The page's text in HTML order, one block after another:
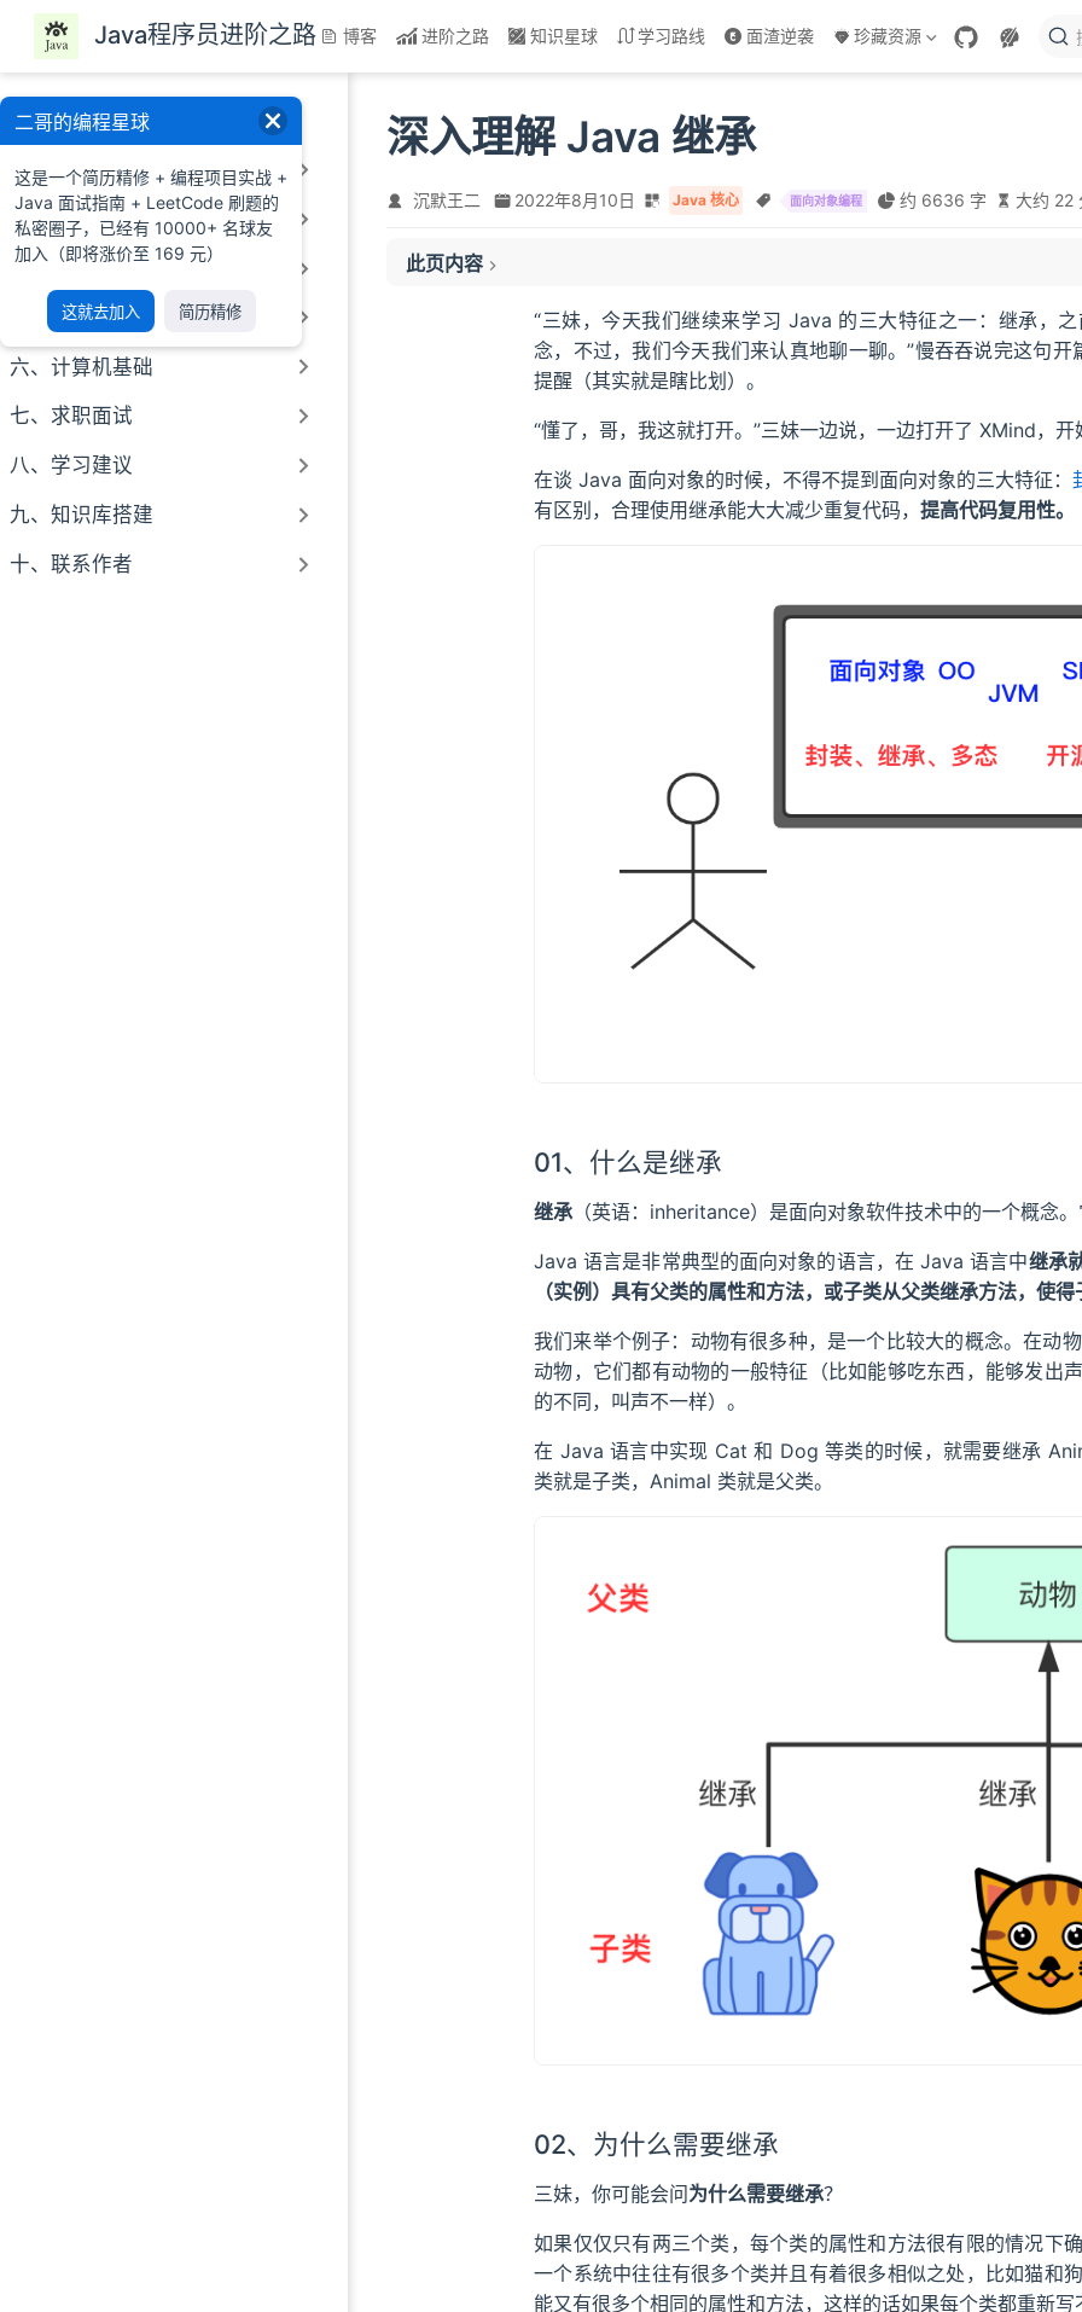
跳至主要內容
Java程序员进阶之路 博客 进阶之路 知识星球 学习路线 面渣逆袭 珍藏资源
一、前言
二、Java基础
三、Java进阶
四、MySQL
五、Redis
六、计算机基础
七、求职面试
八、学习建议
九、知识库搭建
十、联系作者
深入理解 Java 继承
沉默王二 2022年8月10日 Java 核心 面向对象编程 约 6636 字 大约 22
此页内容
02、为什么需要继承
06、继承与修饰符
07、Object 类和转型
“三妹，今天我们继续来学习 Java 的三大特征之一：继承，
念，不过，我们今天我们来认真地聊一聊。”慢吞吞说完这句
提醒（其实就是瞎比划）。
“懂了，哥，我这就打开。”三妹一边说，一边打开了 XMind，
在谈 Java 面向对象的时候，不得不提到面向对象的三大特征：
有区别，合理使用继承能大大减少重复代码， 提高代码复用性。
01、什么是继承
继承 （英语：inheritance）是面向对象软件技术中的一个概念
Java 语言是非常典型的面向对象的语言，在 Java 语言中继承
（实例）具有父类的属性和方法，或子类从父类继承方法，使
我们来举个例子：动物有很多种，是一个比较大的概念。在动
动物，它们都有动物的一般特征（比如能够吃东西，能够发出
的不同，叫声不一样）。
在 Java 语言中实现 Cat 和 Dog 等类的时候，就需要继承
类就是子类，Animal 类就是父类。
02、为什么需要继承
三妹，你可能会问为什么需要继承？
如果仅仅只有两三个类，每个类的属性和方法很有限的情况下
一个系统中往往有很多个类并且有着很多相似之处，比如猫和
能又有很多个相同的属性和方法，这样的话如果每个类都重新
二哥的编程星球
这是一个简历精修 + 编程项目实战 +
Java 面试指南 + LeetCode 刷题的
私密圈子，已经有 10000+ 名球友
加入（即将涨价至 169 元）
这就去加入 简历精修